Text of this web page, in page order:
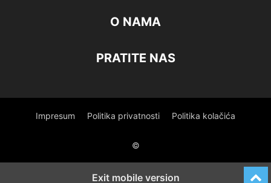
O NAMA
PRATITE NAS
Impresum Politika privatnosti Politika kolačića
©
Exit mobile version